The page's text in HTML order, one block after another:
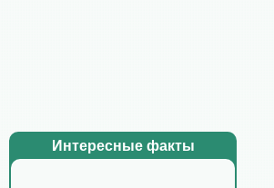
Интересные факты